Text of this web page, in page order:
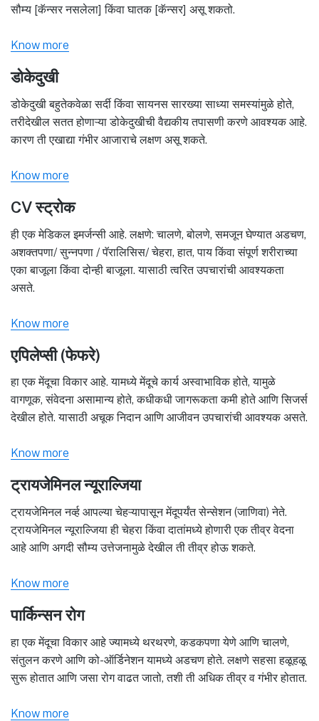
सौम्य [कॅन्सर नसलेला] किंवा घातक [कॅन्सर] असू शकतो.
Know more
डोकेदुखी
डोकेदुखी बहुतेकवेळा सर्दी किंवा सायनस सारख्या साध्या समस्यांमुळे होते,
तरीदेखील सतत होणाऱ्या डोकेदुखीची वैद्यकीय तपासणी करणे आवश्यक आहे.
कारण ती एखाद्या गंभीर आजाराचे लक्षण असू शकते.
Know more
CV स्ट्रोक
ही एक मेडिकल इमर्जन्सी आहे. लक्षणे: चालणे, बोलणे, समजून घेण्यात अडचण,
अशक्तपणा/ सुन्नपणा / पॅरालिसिस/ चेहरा, हात, पाय किंवा संपूर्ण शरीराच्या
एका बाजूला किंवा दोन्ही बाजूला. यासाठी त्वरित उपचारांची आवश्यकता
असते.
Know more
एपिलेप्सी (फेफरे)
हा एक मेंदूचा विकार आहे. यामध्ये मेंदूचे कार्य अस्वाभाविक होते, यामुळे
वागणूक, संवेदना असामान्य होते, कधीकधी जागरूकता कमी होते आणि सिजर्स
देखील होते. यासाठी अचूक निदान आणि आजीवन उपचारांची आवश्यक असते.
Know more
ट्रायजेमिनल न्यूराल्जिया
ट्रायजेमिनल नर्व्ह आपल्या चेहऱ्यापासून मेंदूपर्यंत सेन्सेशन (जाणिवा) नेते.
ट्रायजेमिनल न्यूराल्जिया ही चेहरा किंवा दातांमध्ये होणारी एक तीव्र वेदना
आहे आणि अगदी सौम्य उत्तेजनामुळे देखील ती तीव्र होऊ शकते.
Know more
पार्किन्सन रोग
हा एक मेंदूचा विकार आहे ज्यामध्ये थरथरणे, कडकपणा येणे आणि चालणे,
संतुलन करणे आणि को-ऑर्डिनेशन यामध्ये अडचण होते. लक्षणे सहसा हळूहळू
सुरू होतात आणि जसा रोग वाढत जातो, तशी ती अधिक तीव्र व गंभीर होतात.
Know more